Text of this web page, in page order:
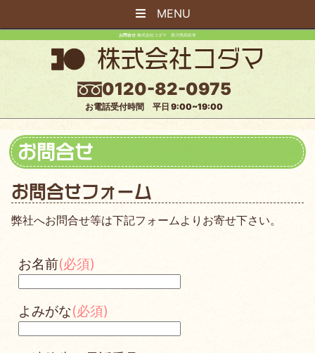
MENU
お問合せ 株式会社コダマ 香川県高松市
株式会社コダマ
0120-82-0975
お電話受付時間 平日 9:00~19:00
お問合せ
お問合せフォーム
弊社へお問合せ等は下記フォームよりお寄せ下さい。
お名前(必須)
よみがな(必須)